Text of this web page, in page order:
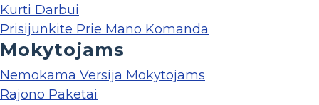
Kurti Darbui
Prisijunkite Prie Mano Komanda
Mokytojams
Nemokama Versija Mokytojams
Rajono Paketai